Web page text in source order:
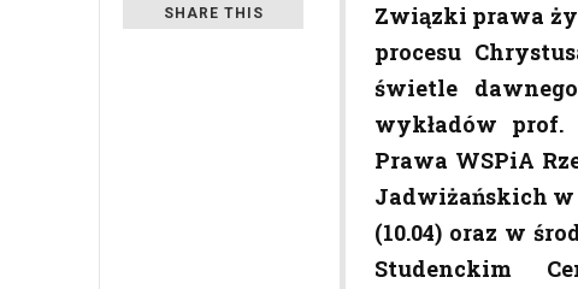
SHARE THIS
Związki prawa
procesu
świetle
wykładów prof.
Prawa WSPiA
Jadwiżańskich w
(10.04) oraz w
Studenckim